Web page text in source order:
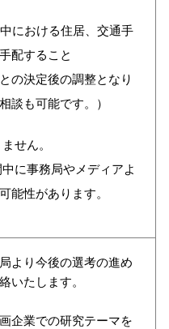
における住居、交通手
配すること
の決定後の調整となり
談も可能です。）
せん。
に事務局やメディアよ
能性があります。
より今後の選考の進め
いたします。
企業での研究テーマを